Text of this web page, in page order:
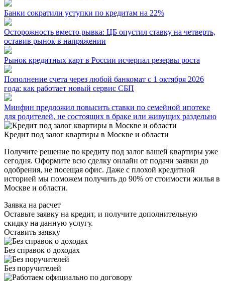
Банки сократили уступки по кредитам на 22%
Осторожность вместо рывка: ЦБ опустил ставку на четверть,
оставив рынок в напряжении
Рынок кредитных карт в России исчерпал резервы роста
Пополнение счета через любой банкомат с 1 октября 2026
года: как работает новый сервис СБП
Минфин предложил повысить ставки по семейной ипотеке
для родителей, не состоящих в браке или живущих раздельно
Кредит под залог квартиры в Москве и области
Получите решение по кредиту под залог вашей квартиры уже
сегодня. Оформите всю сделку онлайн от подачи заявки до
одобрения, не посещая офис. Даже с плохой кредитной
историей мы поможем получить до 90% от стоимости жилья в
Москве и области.
Заявка на расчет
Оставьте заявку на кредит, и получите дополнительную
скидку на данную услугу.
Оставить заявку
Без справок о доходах
Без поручителей